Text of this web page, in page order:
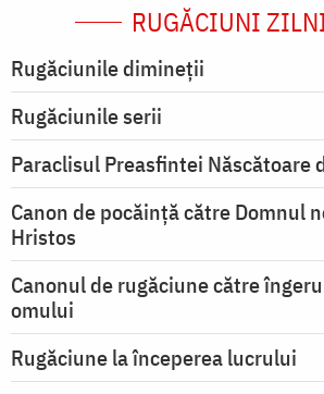
RUGĂCIUNI
Rugăciunile dimineții
Rugăciunile serii
Paraclisul Preasfintei Născătoare
Canon de pocăință către Domnul
Hristos
Canonul de rugăciune către
omului
Rugăciune la începerea lucrului